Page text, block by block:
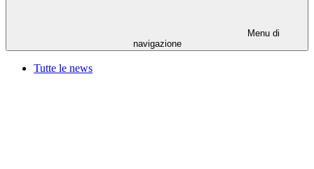
Menu di
navigazione
Tutte le news